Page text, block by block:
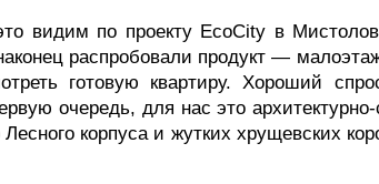
видим по проекту EcoCity в
распробовали продукт —
готовую квартиру. Хороший
очередь, для нас это
корпуса и жутких хрущевских